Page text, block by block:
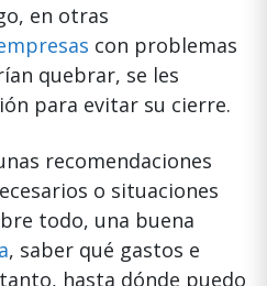
en otras
con problemas
quebrar, se les
para evitar su cierre.
recomendaciones
o situaciones
todo, una buena
, saber qué gastos e
hasta dónde puedo